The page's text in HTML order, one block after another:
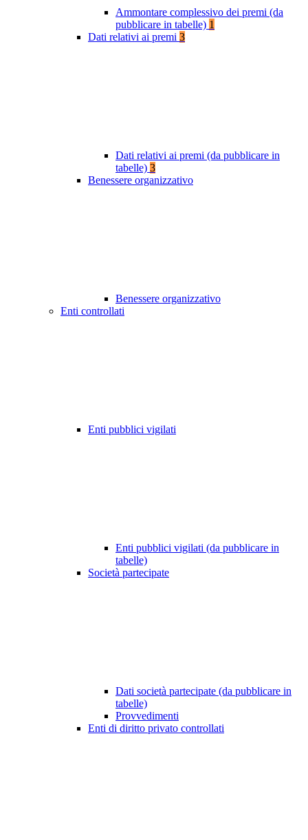
Ammontare complessivo dei premi (da
pubblicare in tabelle) 1
Dati relativi ai premi 3
Dati relativi ai premi (da pubblicare in
tabelle) 3
Benessere organizzativo
Benessere organizzativo
Enti controllati
Enti pubblici vigilati
Enti pubblici vigilati (da pubblicare in
tabelle)
Società partecipate
Dati società partecipate (da pubblicare in
tabelle)
Provvedimenti
Enti di diritto privato controllati